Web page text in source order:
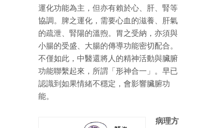
運化功能為主，但亦有賴於心、肝、腎等
協調。脾之運化，需要心血的滋養、肝氣
的疏泄、腎陽的溫煦。胃之受納，亦須與
小腸的受盛、大腸的傳導功能密切配合。
不僅如此，中醫還將人的精神活動與臟腑
功能聯繫起來，所謂「形神合一」。早已
認識到如果情緒不穩定，會影響臟腑功
能。
病理方